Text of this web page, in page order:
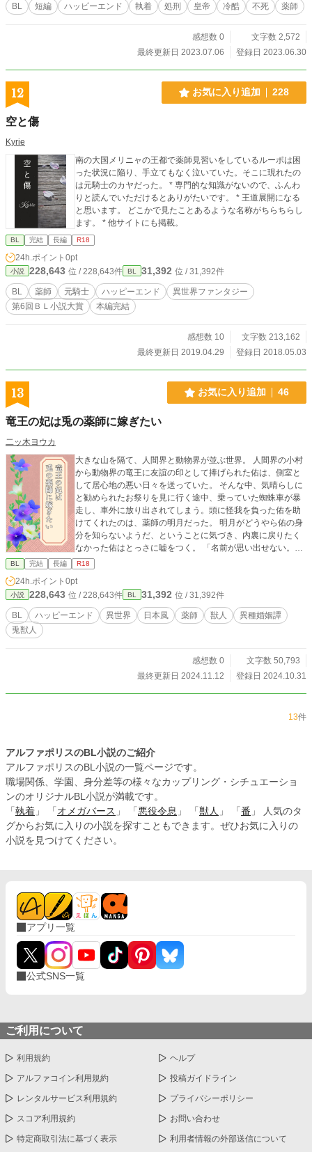
BL 短編 ハッピーエンド 執着 処刑 皇帝 冷酷 不死 薬師
感想数 0
文字数 2,572
最終更新日 2023.07.06
登録日 2023.06.30
12 お気に入り追加 228
空と傷
Kyrie
南の大国メリニャの王都で薬師見習いをしているルーポは困
った状況に陥り、手立てもなく泣いていた。そこに現れたの
は元騎士のカヤだった。 * 専門的な知識がないので、ふんわ
りと読んでいただけるとありがたいです。 * 王道展開になる
と思います。 どこかで見たことあるような名称がちらちらし
ます。 * 他サイトにも掲載。
BL 完結 長編 R18
24h.ポイント 0pt
小説 228,643 位 / 228,643件 BL 31,392 位 / 31,392件
BL 薬師 元騎士 ハッピーエンド
異世界ファンタジー
第6回ＢＬ小説大賞
本編完結
感想数 10
文字数 213,162
最終更新日 2019.04.29
登録日 2018.05.03
13 お気に入り追加 46
竜王の妃は兎の薬師に嫁ぎたい
二ッ木ヨウカ
大きな山を隔て、人間界と動物界が並ぶ世界。 人間界の小村
から動物界の竜王に友誼の印として捧げられた佑は、側室と
して居心地の悪い日々を送っていた。 そんな中、気晴らしに
と勧められたお祭りを見に行く途中、乗っていた蜘蛛車が暴
走し、車外に放り出されてしまう。頭に怪我を負った佑を助
けてくれたのは、薬師の明月だった。 明月がどうやら佑の身
分を知らないようだ、ということに気づき、内裏に戻りたく
なかった佑はとっさに嘘をつく。 「名前が思い出せない。自
分が誰か分からない」 そして薬師見習いとして働き始める佑
だったが、ひょんなことから正体がばれ、宮中に連れ戻され
てしまう。 愛している、けれども正体を知ってしまったから
には君と付き合うことはできない――明月は、身分を明かし
た佑にそう告げるのだった。 お花好きで気弱な白兎の薬師×
姉の代わりに嫁いできた青年
BL 完結 長編 R18
24h.ポイント 0pt
小説 228,643 位 / 228,643件 BL 31,392 位 / 31,392件
BL ハッピーエンド 異世界 日本風 薬師 獣人
異種婚姻譚
兎獣人
感想数 0
文字数 50,793
最終更新日 2024.11.12
登録日 2024.10.31
13件
アルファポリスのBL小説のご紹介
アルファポリスのBL小説の一覧ページです。
職場関係、学園、身分差等の様々なカップリング・シチュエーショ
ンのオリジナルBL小説が満載です。
「 執着 」 「 オメガバース 」 「 悪役令息 」 「 獣人 」 「 番 」 人気のタ
グからお気に入りの小説を探すこともできます。ぜひお気に入りの
小説を見つけてください。
アプリ一覧
公式SNS一覧
ご利用について
利用規約 ヘルプ
アルファコイン利用規約 投稿ガイドライン
レンタルサービス利用規約 プライバシーポリシー
スコア利用規約 お問い合わせ
特定商取引法に基づく表示 利用者情報の外部送信について